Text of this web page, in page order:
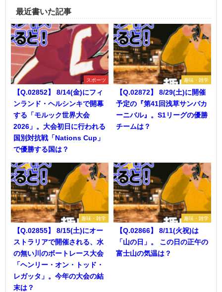
最近書いた記事
スポーツ
【Q.02852】 8/14(金)にフィ
ンランド・ヘルシンキで開幕
する「モルック世界大会
2026」。大会初日に行われる
国別対抗戦「Nations Cup」
で優勝する国は？
趣味・雑学
【Q.02872】 8/29(土)に開催
予定の『第41回浅草サンバカ
ーニバル』。S1リーグの優勝
チームは？
趣味・雑学
【Q.02855】 8/15(土)にオー
ストラリアで開催される、水
の無い川のボートレース大会
「ヘンリー・オン・トッド・
レガッタ」。今年の大会の結
末は？
趣味・雑学
【Q.02866】 8/11(火祝)は
「山の日」。 この日の正午の
富士山の気温は？